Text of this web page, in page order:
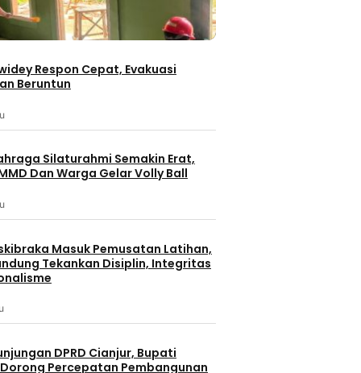
Respon Cepat, Evakuasi
Beruntun
Silaturahmi Semakin Erat,
Dan Warga Gelar Volly Ball
Masuk Pemusatan Latihan,
Tekankan Disiplin, Integritas
DPRD Cianjur, Bupati
Percepatan Pembangunan